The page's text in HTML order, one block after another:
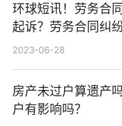
环球短讯！劳务合
起诉？劳务合同纠
纷？
2023-06-28
房产未过户算遗产
户有影响吗？